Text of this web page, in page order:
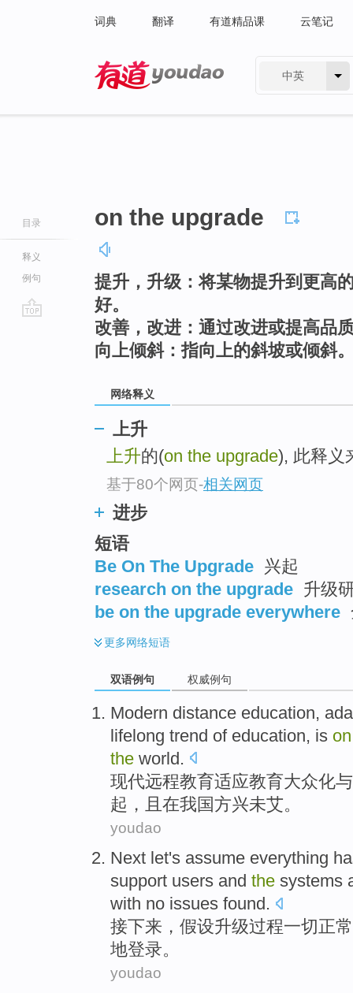
词典 翻译 有道精品课 云笔记
中英
目录
释义
例句
on the upgrade
提升，升级：将某物提升到更高
好。
改善，改进：通过改进或提高品
向上倾斜：指向上的斜坡或倾斜
网络释义
上升
上升的(on the upgrade), 此释义
基于80个网页-相关网页
进步
短语
Be On The Upgrade 兴起
research on the upgrade 升级
be on the upgrade everywhere
更多网络短语
双语例句 权威例句
Modern distance education,
lifelong trend of education, is on
the world.
现代远程教育适应教育大众化与
起，且 在我国方兴未艾。
youdao
Next let's assume everything
support users and the systems
with no issues found.
接下来 ， 假设升级过程一切 正常
地登录。
youdao